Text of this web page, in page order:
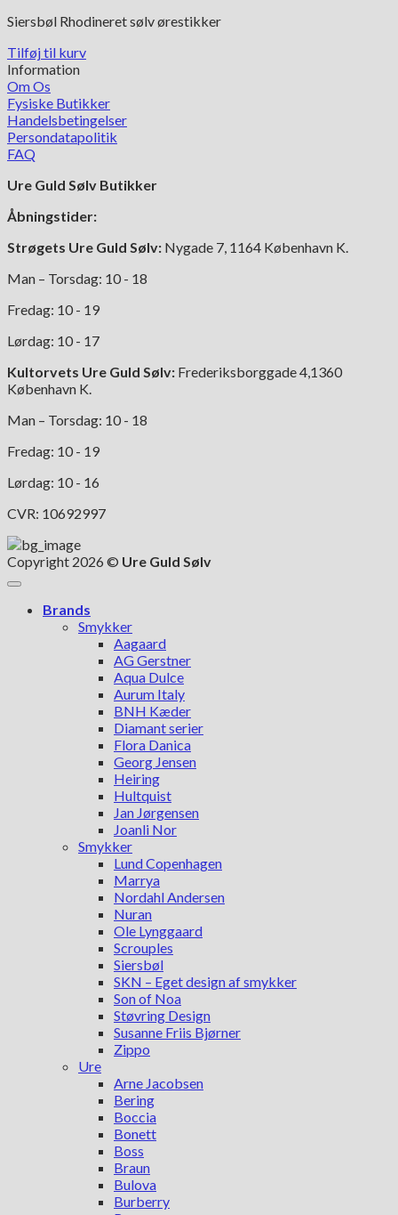
Siersbøl Rhodineret sølv ørestikker
Tilføj til kurv
Information
Om Os
Fysiske Butikker
Handelsbetingelser
Persondatapolitik
FAQ
Ure Guld Sølv Butikker
Åbningstider:
Strøgets Ure Guld Sølv: Nygade 7, 1164 København K.
Man – Torsdag: 10 - 18
Fredag: 10 - 19
Lørdag: 10 - 17
Kultorvets Ure Guld Sølv: Frederiksborggade 4,1360
København K.
Man – Torsdag: 10 - 18
Fredag: 10 - 19
Lørdag: 10 - 16
CVR: 10692997
Copyright 2026 © Ure Guld Sølv
Brands
Smykker
Aagaard
AG Gerstner
Aqua Dulce
Aurum Italy
BNH Kæder
Diamant serier
Flora Danica
Georg Jensen
Heiring
Hultquist
Jan Jørgensen
Joanli Nor
Smykker
Lund Copenhagen
Marrya
Nordahl Andersen
Nuran
Ole Lynggaard
Scrouples
Siersbøl
SKN – Eget design af smykker
Son of Noa
Støvring Design
Susanne Friis Bjørner
Zippo
Ure
Arne Jacobsen
Bering
Boccia
Bonett
Boss
Braun
Bulova
Burberry